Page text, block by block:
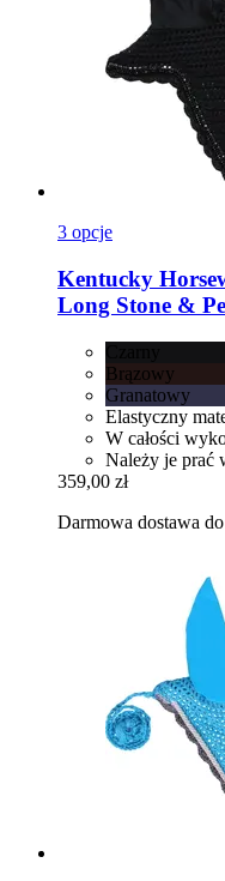
3 opcje
Kentucky
Long Stone &
Brązowy
Granatowy
Elastyczny
W całości
Należy je prać
359,00 zł
Darmowa dostawa